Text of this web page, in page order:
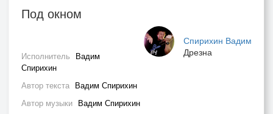
Под окном
Спирихин Вадим
Дрезна
Исполнитель Вадим
Спирихин
Автор текста Вадим Спирихин
Автор музыки Вадим Спирихин